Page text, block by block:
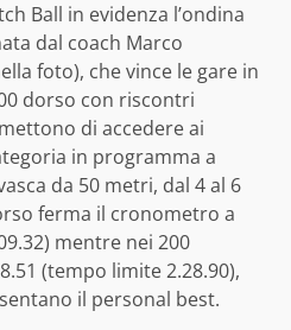
Ball in evidenza l’ondina
dal coach Marco
foto), che vince le gare in
dorso con riscontri
di accedere ai
in programma a
da 50 metri, dal 4 al 6
ferma il cronometro a
mentre nei 200
(tempo limite 2.28.90),
il personal best.